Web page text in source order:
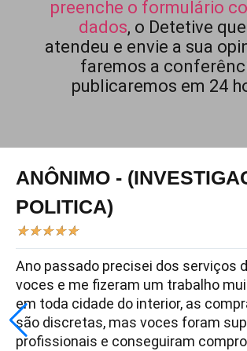
preenche o formulário
dados, o Detetive
atendeu e envie a sua
faremos a
publicaremos em 24
ANÔNIMO -
POLITICA)
★★★★★
Ano passado precisei dos serviços
voces e me fizeram um trabalho
em toda cidade do interior, as
são discretas, mas voces foram
profissionais e conseguiram